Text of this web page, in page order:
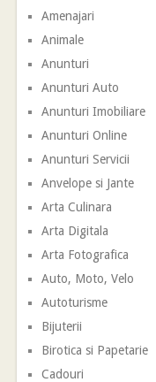
Amenajari
Animale
Anunturi
Anunturi Auto
Anunturi Imobiliare
Anunturi Online
Anunturi Servicii
Anvelope si Jante
Arta Culinara
Arta Digitala
Arta Fotografica
Auto, Moto, Velo
Autoturisme
Bijuterii
Birotica si Papetarie
Cadouri